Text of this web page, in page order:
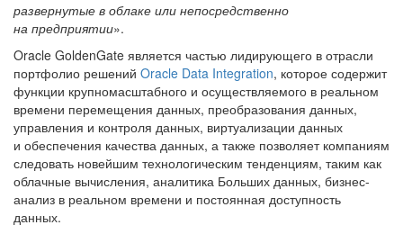
развернутые в облаке или непосредственно
на предприятии».
Oracle GoldenGate является частью лидирующего в отрасли
портфолио решений Oracle Data Integration, которое содержит
функции крупномасштабного и осуществляемого в реальном
времени перемещения данных, преобразования данных,
управления и контроля данных, виртуализации данных
и обеспечения качества данных, а также позволяет компаниям
следовать новейшим технологическим тенденциям, таким как
облачные вычисления, аналитика Больших данных, бизнес-
анализ в реальном времени и постоянная доступность
данных.